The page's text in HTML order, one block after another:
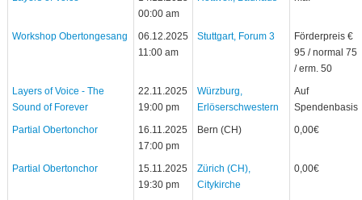
00:00 am
Workshop Obertongesang
06.12.2025
11:00 am
Stuttgart, Forum 3
Förderpreis €
95 / normal 75
/ erm. 50
Layers of Voice - The
Sound of Forever
22.11.2025
19:00 pm
Würzburg,
Erlöserschwestern
Auf
Spendenbasis
Partial Obertonchor
16.11.2025
17:00 pm
Bern (CH) 0,00€
Partial Obertonchor
15.11.2025
19:30 pm
Zürich (CH),
Citykirche
0,00€